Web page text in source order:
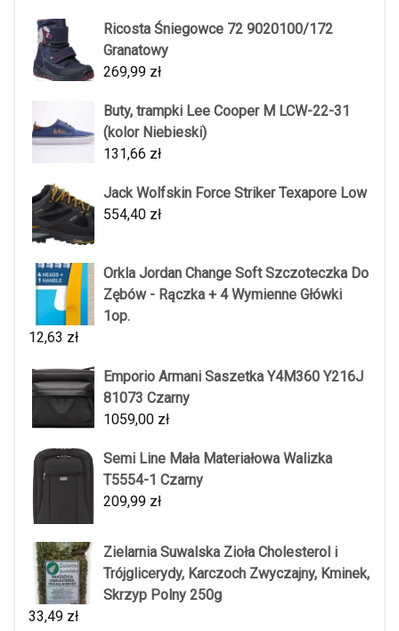
Ricosta Śniegowce 72 9020100/172
Granatowy
269,99 zł
Buty, trampki Lee Cooper M LCW-22-31
(kolor Niebieski)
131,66 zł
Jack Wolfskin Force Striker Texapore Low
554,40 zł
Orkla Jordan Change Soft Szczoteczka Do
Zębów - Rączka + 4 Wymienne Główki
1op.
12,63 zł
Emporio Armani Saszetka Y4M360 Y216J
81073 Czarny
1059,00 zł
Semi Line Mała Materiałowa Walizka
T5554-1 Czarny
209,99 zł
Zielarnia Suwalska Zioła Cholesterol i
Trójglicerydy, Karczoch Zwyczajny, Kminek,
Skrzyp Polny 250g
33,49 zł